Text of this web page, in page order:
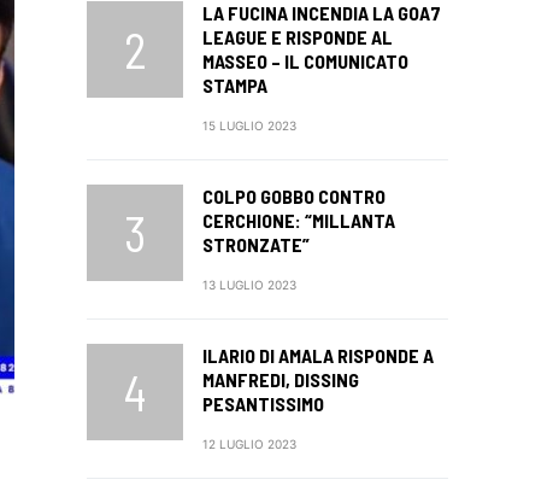
LA FUCINA INCENDIA LA GOA7
LEAGUE E RISPONDE AL
MASSEO – IL COMUNICATO
STAMPA
15 LUGLIO 2023
COLPO GOBBO CONTRO
CERCHIONE: “MILLANTA
STRONZATE”
13 LUGLIO 2023
ILARIO DI AMALA RISPONDE A
MANFREDI, DISSING
PESANTISSIMO
12 LUGLIO 2023